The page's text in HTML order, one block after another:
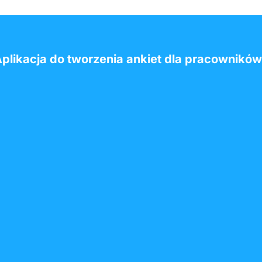
do tworzenia ankiet dla pracowników